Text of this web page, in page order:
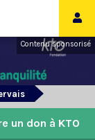
Contenu sponsorisé
un don à KTO